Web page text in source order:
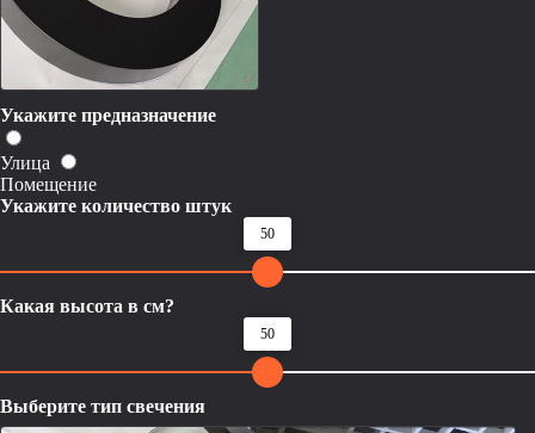
Укажите предназначение
Улица
Помещение
Укажите количество штук
50
Какая высота в см?
50
Выберите тип свечения